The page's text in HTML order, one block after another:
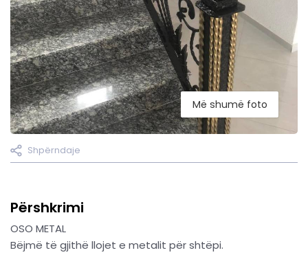
Më shumë foto
Shpërndaje
Përshkrimi
OSO METAL
Bëjmë të gjithë llojet e metalit për shtëpi.